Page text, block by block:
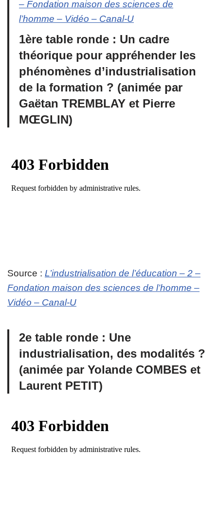
– Fondation maison des sciences de
l’homme – Vidéo – Canal-U
1ère table ronde : Un cadre
théorique pour appréhender les
phénomènes d’industrialisation
de la formation ? (animée par
Gaëtan TREMBLAY et Pierre
MŒGLIN)
Source : L’industrialisation de l’éducation – 2 –
Fondation maison des sciences de l’homme –
Vidéo – Canal-U
2e table ronde : Une
industrialisation, des modalités ?
(animée par Yolande COMBES et
Laurent PETIT)